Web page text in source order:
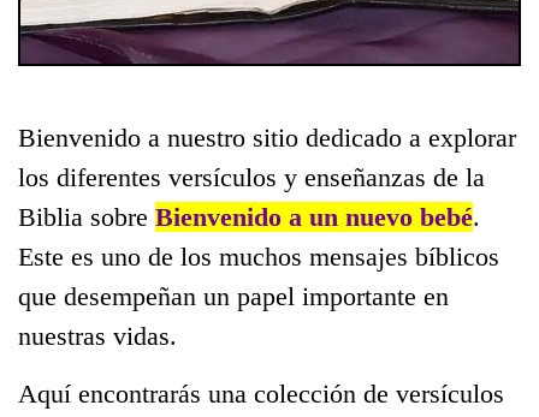
Bienvenido a nuestro sitio dedicado a explorar
los diferentes versículos y enseñanzas de la
Biblia sobre Bienvenido a un nuevo bebé.
Este es uno de los muchos mensajes bíblicos
que desempeñan un papel importante en
nuestras vidas.
Aquí encontrarás una colección de versículos